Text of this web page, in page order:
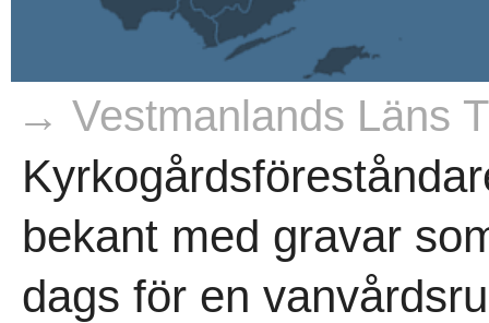
→ Vestmanlands Läns
bekant med gravar
dags för en